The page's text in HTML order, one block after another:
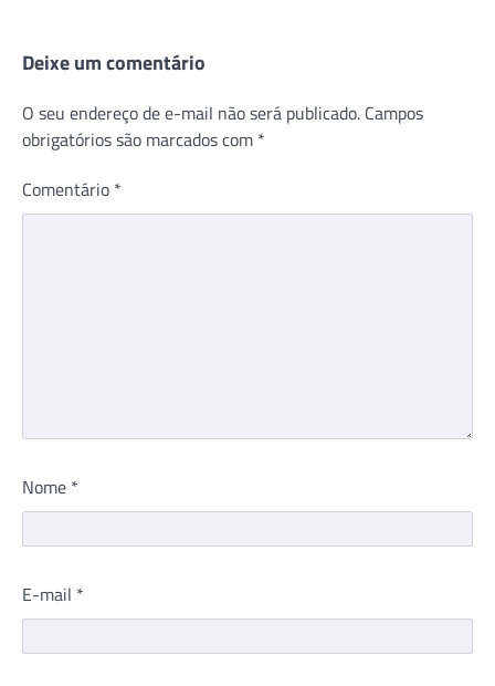
Deixe um comentário
O seu endereço de e-mail não será publicado. Campos
obrigatórios são marcados com *
Comentário *
Nome *
E-mail *